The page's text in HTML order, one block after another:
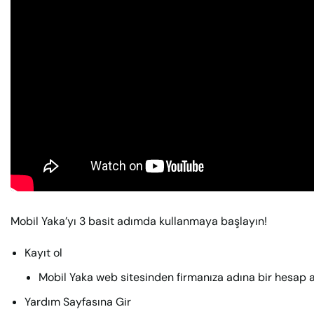
Mobil Yaka’yı 3 basit adımda kullanmaya başlayın!
Kayıt ol
Mobil Yaka web sitesinden firmanıza adına bir hesap
Yardım Sayfasına Gir